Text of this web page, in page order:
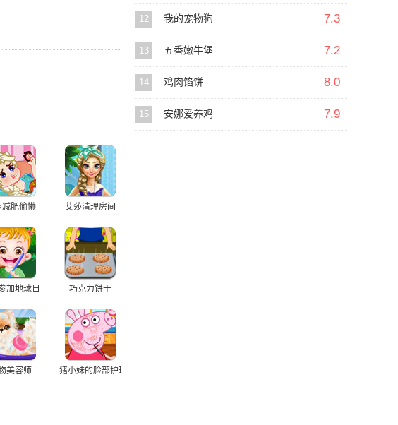
减肥偷懒 艾莎清理房间
加地球日 巧克力饼干
美容师 猪小妹的脸部护理
12 我的宠物狗 7.3
13 五香嫩牛堡 7.2
14 鸡肉馅饼 8.0
15 安娜爱养鸡 7.9